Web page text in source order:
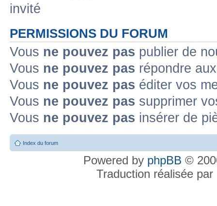
invité
PERMISSIONS DU FORUM
Vous ne pouvez pas publier de
Vous ne pouvez pas répondre
Vous ne pouvez pas éditer vos
Vous ne pouvez pas supprimer
Vous ne pouvez pas insérer de
Index du forum
Powered by phpBB ©
Traduction réalisée par